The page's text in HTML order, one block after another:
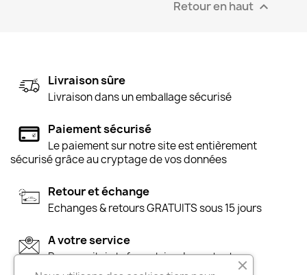
Retour en haut 
Livraison sûre
Livraison dans un emballage sécurisé
Paiement sécurisé
Le paiement sur notre site est entièrement
sécurisé grâce au cryptage de vos données
Retour et échange
Echanges & retours GRATUITS sous 15 jours
A votre service
Par e-mail via le formulaire de contact